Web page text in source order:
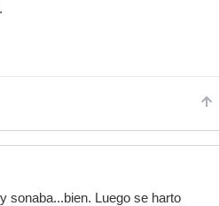
sonaba...bien. Luego se harto